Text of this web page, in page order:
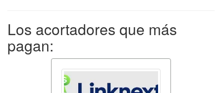
Los acortadores que más
pagan: